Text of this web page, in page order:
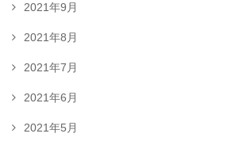
2021年9月
2021年8月
2021年7月
2021年6月
2021年5月